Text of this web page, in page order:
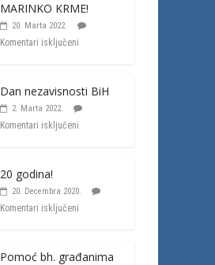
MARINKO KRME!
20. Marta 2022.
Komentari isključeni
Dan nezavisnosti BiH
2. Marta 2022.
Komentari isključeni
20 godina!
20. Decembra 2020.
Komentari isključeni
Pomoć bh. građanima